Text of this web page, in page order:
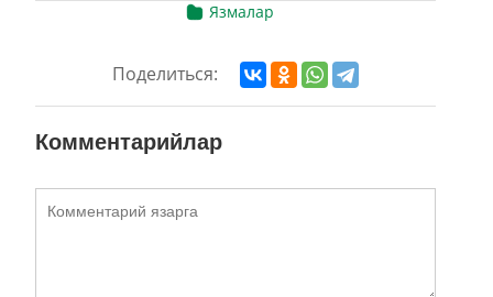
Язмалар
Поделиться:
Комментарийлар